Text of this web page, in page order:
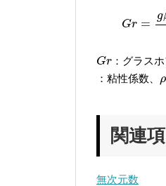
Gr =
g
Gr
G ：グラスホ
：粘性係数、 ρ
ρ
関連
無次元数